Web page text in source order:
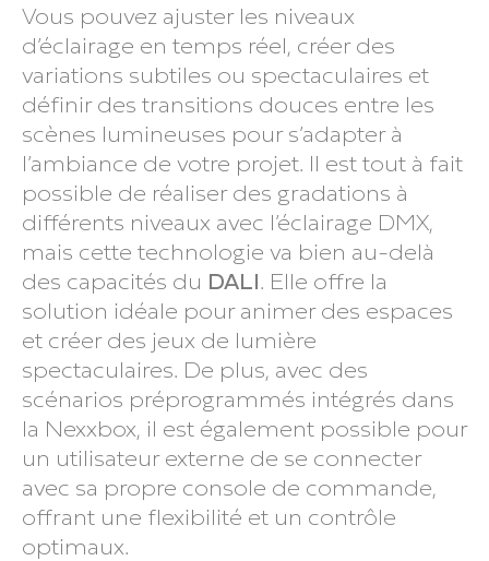
Vous pouvez ajuster les niveaux
d’éclairage en temps réel, créer des
variations subtiles ou spectaculaires et
définir des transitions douces entre les
scènes lumineuses pour s’adapter à
l’ambiance de votre projet. Il est tout à fait
possible de réaliser des gradations à
différents niveaux avec l’éclairage DMX,
mais cette technologie va bien au-delà
des capacités du DALI. Elle offre la
solution idéale pour animer des espaces
et créer des jeux de lumière
spectaculaires. De plus, avec des
scénarios préprogrammés intégrés dans
la Nexxbox, il est également possible pour
un utilisateur externe de se connecter
avec sa propre console de commande,
offrant une flexibilité et un contrôle
optimaux.